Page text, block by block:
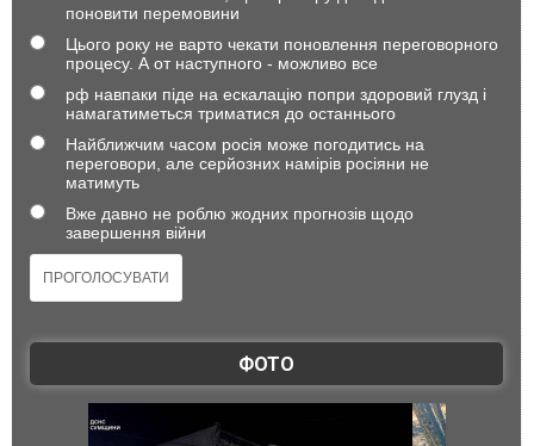
поновити перемовини
Цього року не варто чекати поновлення переговорного
процесу. А от наступного - можливо все
рф навпаки піде на ескалацію попри здоровий глузд і
намагатиметься триматися до останнього
Найближчим часом росія може погодитись на
переговори, але серйозних намірів росіяни не
матимуть
Вже давно не роблю жодних прогнозів щодо
завершення війни
ФОТО